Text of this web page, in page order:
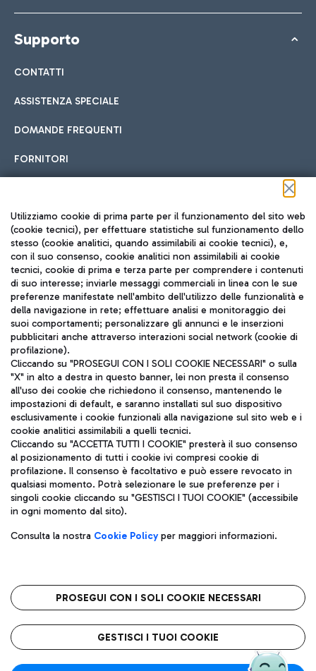
Supporto
CONTATTI
ASSISTENZA SPECIALE
DOMANDE FREQUENTI
FORNITORI
Seguici sui social
TRAVEL JOURNAL
ITA
Aeroporti di Roma S.p.A. - Società soggetta a direzione e
coordinamento di Mundys S.p.A.
Codice fiscale e Registro delle Imprese di Roma 13032990155 P.
IVA 06572251004
Capitale sociale 62.224.743,00 int. vers.
Sede legale: Via Pier Paolo Racchetti 1 - 00054 Fiumicino (RM)
telefono +39 06 65951
Privacy policy
Note legali
Roma FCO
L'aeroporto stellato
Utilizziamo cookie di prima parte per il funzionamento del sito web
(cookie tecnici), per effettuare statistiche sul funzionamento dello
stesso (cookie analitici, quando assimilabili ai cookie tecnici), e,
con il suo consenso, cookie analitici non assimilabili ai cookie
tecnici, cookie di prima e terza parte per comprendere i contenuti
di suo interesse; inviarle messaggi commerciali in linea con le sue
preferenze manifestate nell'ambito dell'utilizzo delle funzionalità e
della navigazione in rete; effettuare analisi e monitoraggio dei
suoi comportamenti; personalizzare gli annunci e le inserzioni
pubblicitari anche attraverso interazioni social network (cookie di
profilazione).
Cliccando su "PROSEGUI CON I SOLI COOKIE NECESSARI" o sulla
"X" in alto a destra in questo banner, lei non presta il consenso
all'uso dei cookie che richiedono il consenso, mantenendo le
impostazioni di default, e saranno installati sul suo dispositivo
esclusivamente i cookie funzionali alla navigazione sul sito web e i
cookie analitici assimilabili a quelli tecnici.
Cliccando su "ACCETTA TUTTI I COOKIE" presterà il suo consenso
al posizionamento di tutti i cookie ivi compresi cookie di
profilazione. Il consenso è facoltativo e può essere revocato in
qualsiasi momento. Potrà selezionare le sue preferenze per i
singoli cookie cliccando su "GESTISCI I TUOI COOKIE" (accessibile
in ogni momento dal sito).
Consulta la nostra Cookie Policyper maggiori informazioni.
PROSEGUI CON I SOLI COOKIE NECESSARI
GESTISCI I TUOI COOKIE